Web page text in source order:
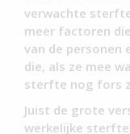
verwachte
meer factoren
van de personen
die, als ze mee
sterfte nog fors
Juist de grote
werkelijke sterfte